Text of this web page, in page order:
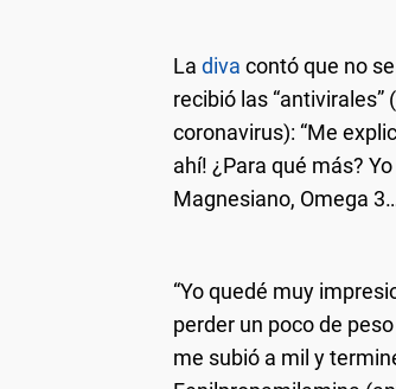
La diva contó que no
recibió las
coronavirus): “Me
ahí! ¿Para qué más?
Magnesiano, Omega
“Yo quedé muy
perder un poco de
me subió a mil y